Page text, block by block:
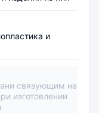
и
связующим на
изготовлении